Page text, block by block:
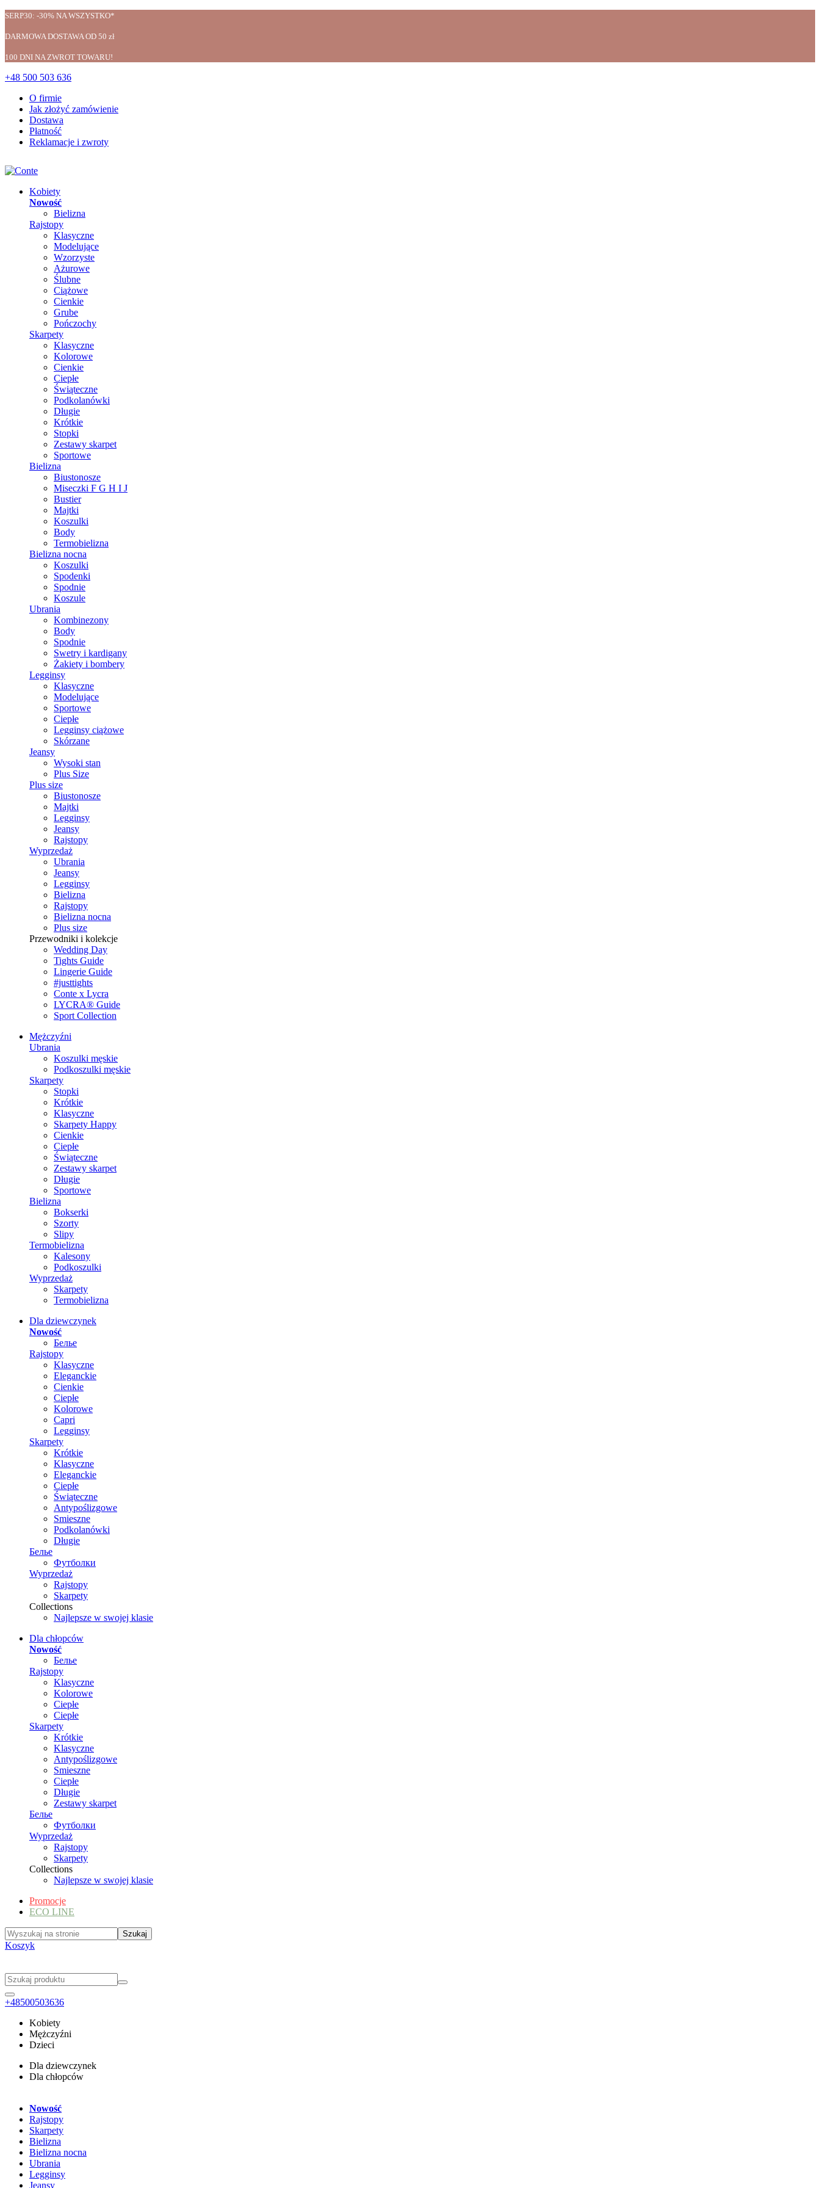
SERP30: -30% NA WSZYSTKO*
DARMOWA DOSTAWA OD 50 zł
100 DNI NA ZWROT TOWARU!
+48 500 503 636
O firmie
Jak złożyć zamówienie
Dostawa
Płatność
Reklamacje i zwroty
Kobiety
Nowość
Bielizna
Rajstopy
Klasyczne
Modelujące
Wzorzyste
Ażurowe
Ślubne
Ciążowe
Cienkie
Grube
Pończochy
Skarpety
Klasyczne
Kolorowe
Cienkie
Ciepłe
Świąteczne
Podkolanówki
Długie
Krótkie
Stopki
Zestawy skarpet
Sportowe
Bielizna
Biustonosze
Miseczki F G H I J
Bustier
Majtki
Koszulki
Body
Termobielizna
Bielizna nocna
Koszulki
Spodenki
Spodnie
Koszule
Ubrania
Kombinezony
Body
Spodnie
Swetry i kardigany
Żakiety i bombery
Legginsy
Klasyczne
Modelujące
Sportowe
Ciepłe
Legginsy ciążowe
Skórzane
Jeansy
Wysoki stan
Plus Size
Plus size
Biustonosze
Majtki
Legginsy
Jeansy
Rajstopy
Wyprzedaż
Ubrania
Jeansy
Legginsy
Bielizna
Rajstopy
Bielizna nocna
Plus size
Przewodniki i kolekcje
Wedding Day
Tights Guide
Lingerie Guide
#justtights
Conte x Lycra
LYCRA® Guide
Sport Сollection
Mężczyźni
Ubrania
Koszulki męskie
Podkoszulki męskie
Skarpety
Stopki
Krótkie
Klasyczne
Skarpety Happy
Cienkie
Ciepłe
Świąteczne
Zestawy skarpet
Długie
Sportowe
Bielizna
Bokserki
Szorty
Slipy
Termobielizna
Kalesony
Podkoszulki
Wyprzedaż
Skarpety
Termobielizna
Dla dziewczynek
Nowość
Белье
Rajstopy
Klasyczne
Eleganckie
Cienkie
Ciepłe
Kolorowe
Capri
Legginsy
Skarpety
Krótkie
Klasyczne
Eleganckie
Ciepłe
Świąteczne
Antypoślizgowe
Smieszne
Podkolanówki
Długie
Белье
Футболки
Wyprzedaż
Rajstopy
Skarpety
Collections
Najlepsze w swojej klasie
Dla chłopców
Nowość
Белье
Rajstopy
Klasyczne
Kolorowe
Ciepłe
Ciepłe
Skarpety
Krótkie
Klasyczne
Antypoślizgowe
Smieszne
Ciepłe
Długie
Zestawy skarpet
Белье
Футболки
Wyprzedaż
Rajstopy
Skarpety
Collections
Najlepsze w swojej klasie
Promocje
ECO LINE
Koszyk
+48500503636
Kobiety
Mężczyźni
Dzieci
Dla dziewczynek
Dla chłopców
Nowość
Rajstopy
Skarpety
Bielizna
Bielizna nocna
Ubrania
Legginsy
Jeansy